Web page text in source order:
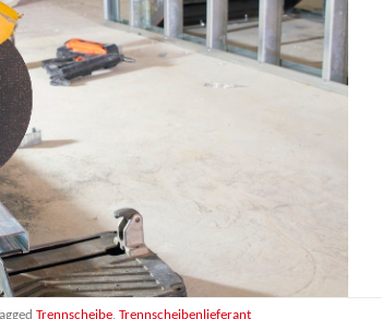
Trennscheibe,Trennscheibenlieferant